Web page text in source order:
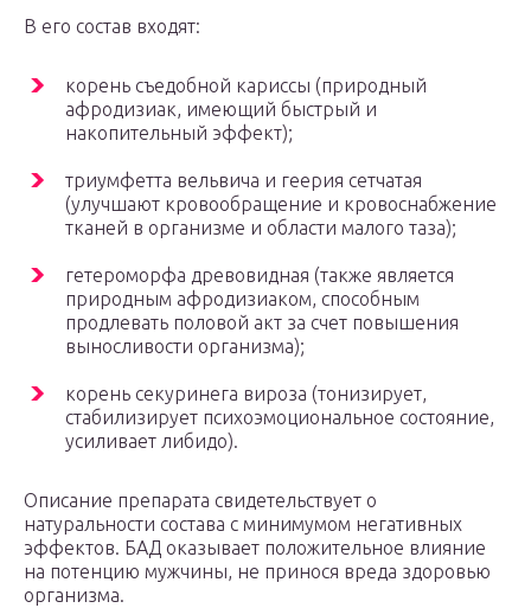
В его состав входят:
корень съедобной кариссы (природный
афродизиак, имеющий быстрый и
накопительный эффект);
триумфетта вельвича и геерия сетчатая
(улучшают кровообращение и кровоснабжение
тканей в организме и области малого таза);
гетероморфа древовидная (также является
природным афродизиаком, способным
продлевать половой акт за счет повышения
выносливости организма);
корень секуринега вироза (тонизирует,
стабилизирует психоэмоциональное состояние,
усиливает либидо).
Описание препарата свидетельствует о
натуральности состава с минимумом негативных
эффектов. БАД оказывает положительное влияние
на потенцию мужчины, не принося вреда здоровью
организма.